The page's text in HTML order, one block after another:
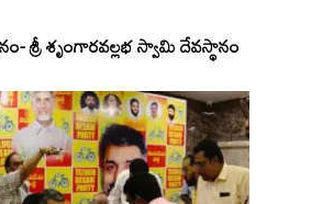
శ్రీ శృంగారవల్లభ స్వామి దేవస్థానం